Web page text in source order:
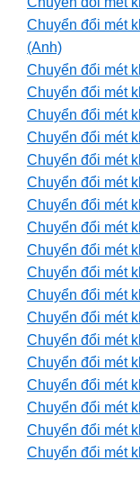
Chuyển đổi mét
(Anh)
Chuyển đổi mét
Chuyển đổi mét
Chuyển đổi mét
Chuyển đổi mét
Chuyển đổi mét
Chuyển đổi mét
Chuyển đổi mét
Chuyển đổi mét
Chuyển đổi mét
Chuyển đổi mét
Chuyển đổi mét
Chuyển đổi mét
Chuyển đổi mét
Chuyển đổi mét
Chuyển đổi mét
Chuyển đổi mét
Chuyển đổi mét
Chuyển đổi mét